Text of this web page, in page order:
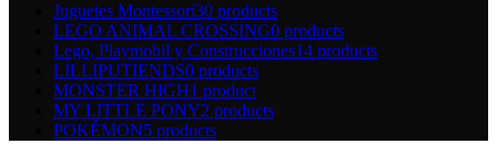
Juguetes Montessori30 products
LEGO ANIMAL CROSSING0 products
Lego, Playmobil y Construcciones14 products
LILLIPUTIENDS0 products
MONSTER HIGH1 product
MY LITTLE PONY2 products
POKÉMON5 products